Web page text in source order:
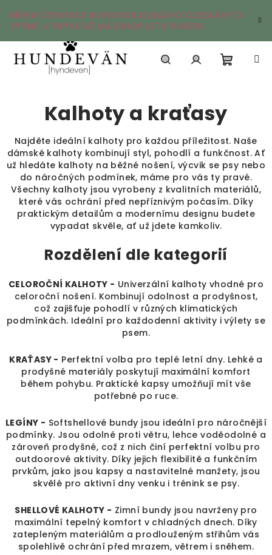
na
obsah
BĚHEM ČERVENCE BUDOU OBJEDNÁVKY ODESLÁNY 1X
TÝDNĚ. V SRPNU UŽ MÁ ESHOP LETNÍ PAUZU.
košík
Kalhoty a kraťasy
Najděte ideální kalhoty pro každou příležitost. Naše
dámské kalhoty kombinují styl, pohodlí a funkčnost. Ať
už hledáte kalhoty na běžné nošení, výcvik se psy nebo
do náročných podmínek, máme pro vás ty pravé.
Všechny kalhoty jsou vyrobeny z kvalitních materiálů,
které vás ochrání před nepříznivým počasím. Díky
praktickým detailům a modernímu designu budete
vypadat skvěle, ať už jdete kamkoliv.
Rozdělení dle kategorií
CELOROČNÍ KALHOTY - Univerzální kalhoty vhodné pro
celoroční nošení. Kombinují odolnost a prodyšnost,
což zajišťuje pohodlí v různých klimatických
podmínkách. Ideální pro každodenní aktivity i výlety se
psem.
KRAŤASY - Perfektní volba pro teplé letní dny. Lehké a
prodyšné materiály poskytují maximální komfort
během pohybu. Praktické kapsy umožňují mít vše
potřebné po ruce.
LEGÍNY - Softshellové bundy jsou ideální pro náročnější
podmínky. Jsou odolné proti větru, lehce voděodolné a
zároveň prodyšné, což z nich činí perfektní volbu pro
outdoorové aktivity. Díky jejich flexibilitě a funkčním
prvkům, jako jsou kapsy a nastavitelné manžety, jsou
skvělé pro aktivní dny venku i trénink se psy.
SHELLOVÉ KALHOTY - Zimní bundy jsou navrženy pro
maximální tepelný komfort v chladných dnech. Díky
zatepleným materiálům a prodlouženým střihům vás
spolehlivě ochrání před mrazem, větrem i sněhem.